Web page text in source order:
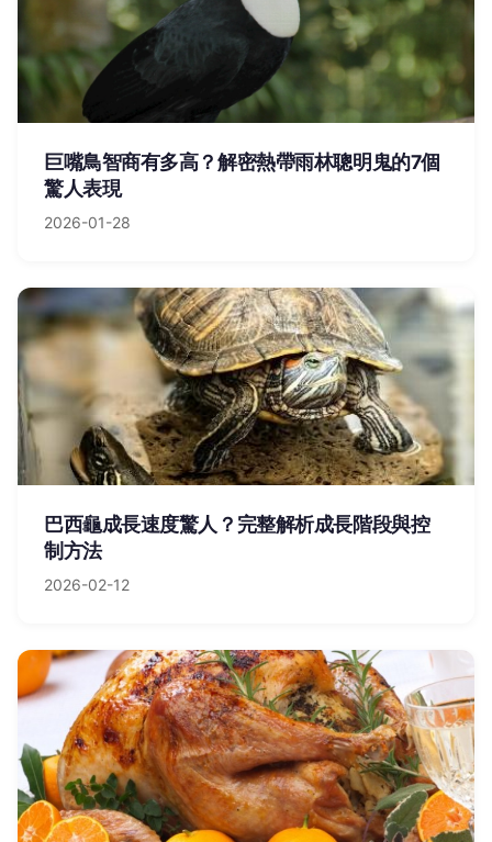
巨嘴鳥智商有多高？解密熱帶雨林聰明鬼的7個
驚人表現
2026-01-28
巴西龜成長速度驚人？完整解析成長階段與控
制方法
2026-02-12